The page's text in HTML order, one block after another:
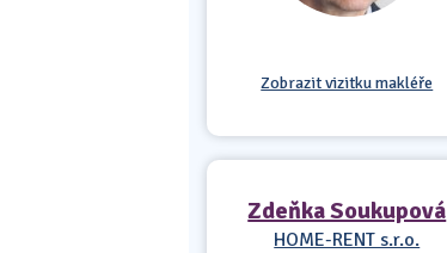
Zobrazit vizitku makléře
Zdeňka Soukupová
HOME-RENT s.r.o.